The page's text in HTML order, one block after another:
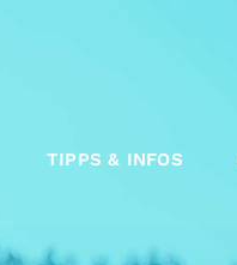
TIPPS & INFOS